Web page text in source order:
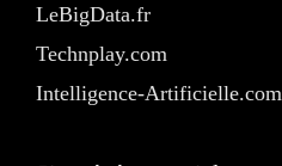
LeBigData.fr
Technplay.com
Intelligence-Artificielle.com